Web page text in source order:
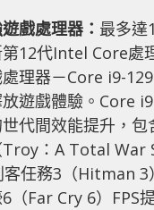
戲處理器： 最多達
12代Intel Core處
理器－Core i9-
遊戲體驗。Core
代間效能提升，包
：A Total War
任務3（Hitman 3
（Far Cry 6）FPS